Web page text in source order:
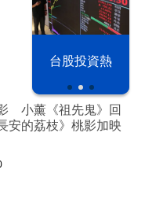
台股投資熱
小薰《祖先鬼》回
的荔枝》桃影加映